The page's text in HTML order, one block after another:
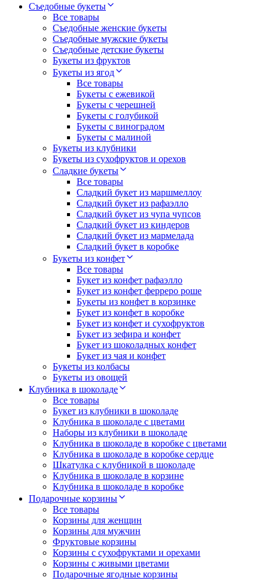
Съедобные букеты
Все товары
Съедобные женские букеты
Съедобные мужские букеты
Съедобные детские букеты
Букеты из фруктов
Букеты из ягод
Все товары
Букеты с ежевикой
Букеты с черешней
Букеты с голубикой
Букеты с виноградом
Букеты с малиной
Букеты из клубники
Букеты из сухофруктов и орехов
Сладкие букеты
Все товары
Сладкий букет из маршмеллоу
Сладкий букет из рафаэлло
Сладкий букет из чупа чупсов
Сладкий букет из киндеров
Сладкий букет из мармелада
Сладкий букет в коробке
Букеты из конфет
Все товары
Букет из конфет рафаэлло
Букет из конфет ферреро роше
Букеты из конфет в корзинке
Букет из конфет в коробке
Букет из конфет и сухофруктов
Букет из зефира и конфет
Букет из шоколадных конфет
Букет из чая и конфет
Букеты из колбасы
Букеты из овощей
Клубника в шоколаде
Все товары
Букет из клубники в шоколаде
Клубника в шоколаде с цветами
Наборы из клубники в шоколаде
Клубника в шоколаде в коробке с цветами
Клубника в шоколаде в коробке сердце
Шкатулка с клубникой в шоколаде
Клубника в шоколаде в корзине
Клубника в шоколаде в коробке
Подарочные корзины
Все товары
Корзины для женщин
Корзины для мужчин
Фруктовые корзины
Корзины с сухофруктами и орехами
Корзины с живыми цветами
Подарочные ягодные корзины